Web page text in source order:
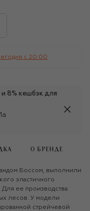
c 20:00
8% кешбэк для
О БРЕНДЕ
Боссом, выполнили
эластичного
Для ее производства
лесов. У модели
стрейчевой